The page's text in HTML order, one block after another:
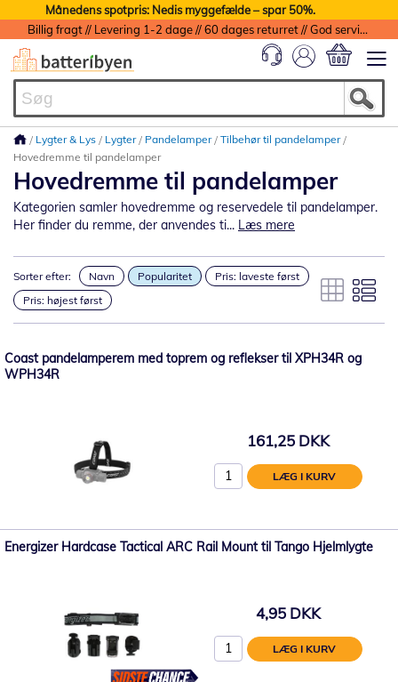
Månedens spotpris: Nedis myggefælde – spar 50%.
Billig fragt // Levering 1-2 dage // 60 dages returret // God service med garanti
Lygter & Lys Lygter Pandelamper Tilbehør til pandelamper
Hovedremme til pandelamper
Hovedremme til pandelamper
Kategorien samler hovedremme og reservedele til pandelamper.
Her finder du remme, der anvendes ti... Læs mere
Sorter efter: Navn Popularitet
Pris: laveste først
Pris: højest først
Coast pandelamperem med toprem og reflekser til XPH34R og
WPH34R
161,25 DKK
LÆG I KURV
Energizer Hardcase Tactical ARC Rail Mount til Tango Hjelmlygte
4,95 DKK
LÆG I KURV